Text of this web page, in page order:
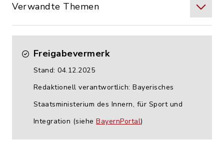
Verwandte Themen
Freigabevermerk
Stand: 04.12.2025
Redaktionell verantwortlich: Bayerisches
Staatsministerium des Innern, für Sport und
Integration (siehe BayernPortal)